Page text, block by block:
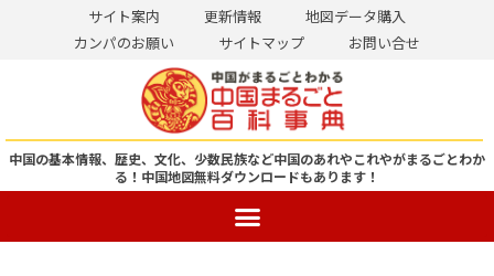
ン
ツ
ス
サイト案内 更新情報
地図データ購入
カンパのお願い
サイトマップ お問い合せ
中国の基本情報、歴史、文化、少数民族など中国のあれやこれやがまるごとわか
る！ 中国地図無料ダウンロードもあります！